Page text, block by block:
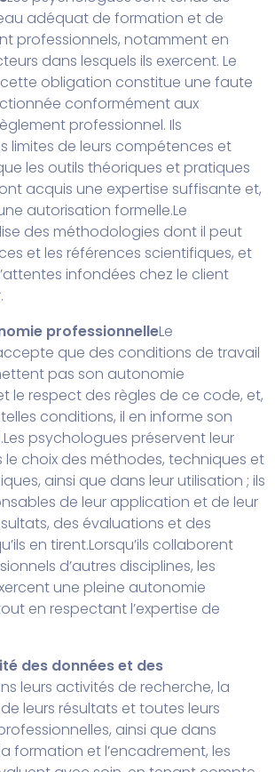
adéquat de formation et de
professionnels, notamment en
dans lesquels ils exercent. Le
obligation constitue une faute
conformément aux
professionnel. Ils
limites de leurs compétences et
les outils théoriques et pratiques
acquis une expertise suffisante et,
autorisation formelle.Le
des méthodologies dont il peut
et les références scientifiques, et
infondées chez le client
professionnelleLe
que des conditions de travail
pas son autonomie
le respect des règles de ce code, et,
conditions, il en informe son
Les psychologues préservent leur
choix des méthodes, techniques et
ainsi que dans leur utilisation ; ils
de leur application et de leur
des évaluations et des
en tirent.Lorsqu’ils collaborent
d’autres disciplines, les
une pleine autonomie
en respectant l’expertise de
des données et des
leurs activités de recherche, la
leurs résultats et toutes leurs
ainsi que dans
formation et l’encadrement, les